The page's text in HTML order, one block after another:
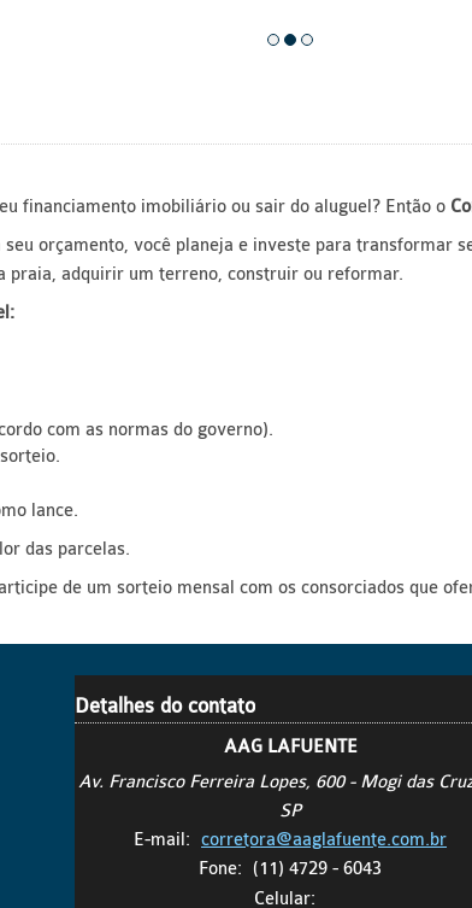
financiamento imobiliário ou sair do aluguel? Então o
orçamento, você planeja e investe para transformar
praia, adquirir um terreno, construir ou reformar.
com as normas do governo).
lance.
das parcelas.
de um sorteio mensal com os consorciados que
Detalhes do contato
AAG LAFUENTE
Av. Francisco Ferreira Lopes, 600 - Mogi das
SP
E-mail: corretora@aaglafuente.com.br
Fone:
(11) 4729 - 6043
Celular: